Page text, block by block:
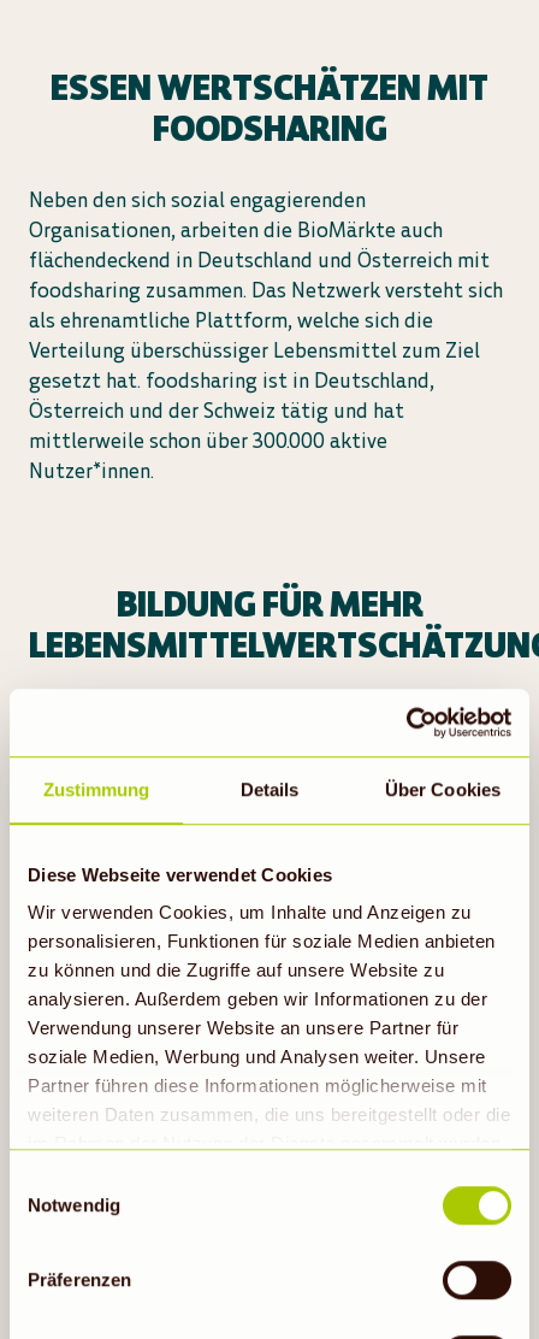
Zustimmung Details Über Cookies
Diese Webseite verwendet Cookies
Wir verwenden Cookies, um Inhalte und Anzeigen zu
personalisieren, Funktionen für soziale Medien anbieten
zu können und die Zugriffe auf unsere Website zu
analysieren. Außerdem geben wir Informationen zu der
Verwendung unserer Website an unsere Partner für
soziale Medien, Werbung und Analysen weiter. Unsere
Partner führen diese Informationen möglicherweise mit
weiteren Daten zusammen, die uns bereitgestellt oder die
erhobenen Daten in den USA durch Google: Unsere
Informationen hierzu findest du unter Datenschutz. Indem
auf „Cookies zulassen“ geklickt bzw. statistische
Notwendig
Präferenzen
ESSEN WERTSCHÄTZEN MIT
FOODSHARING
Neben den sich sozial engagierenden
Organisationen, arbeiten die BioMärkte auch
flächendeckend in Deutschland und Österreich mit
foodsharing zusammen. Das Netzwerk versteht sich
als ehrenamtliche Plattform, welche sich die
Verteilung überschüssiger Lebensmittel zum Ziel
gesetzt hat. foodsharing ist in Deutschland,
Österreich und der Schweiz tätig und hat
mittlerweile schon über 300.000 aktive
Nutzer*innen.
BILDUNG FÜR MEHR
Ein wichtiger Aspekt bei der Vermeidung von
Lebensmittelverschwendung ist in unseren Augen
die Bildungsarbeit. Deshalb kooperieren wir mit
verschiedenen Einrichtungen wie Schulen oder Kitas,
mehr Lebensmittelwertschätzung beitragen.